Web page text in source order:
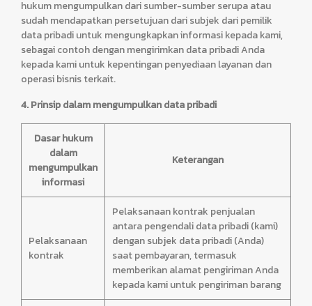
hukum mengumpulkan dari sumber-sumber serupa atau
sudah mendapatkan persetujuan dari subjek dari pemilik
data pribadi untuk mengungkapkan informasi kepada kami,
sebagai contoh dengan mengirimkan data pribadi Anda
kepada kami untuk kepentingan penyediaan layanan dan
operasi bisnis terkait.
4. Prinsip dalam mengumpulkan data pribadi
Dasar hukum
dalam
mengumpulkan
informasi
Keterangan
Pelaksanaan
kontrak
Pelaksanaan kontrak penjualan
antara pengendali data pribadi (kami)
dengan subjek data pribadi (Anda)
saat pembayaran, termasuk
memberikan alamat pengiriman Anda
kepada kami untuk pengiriman barang